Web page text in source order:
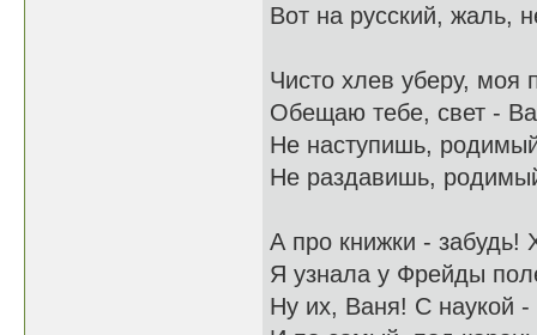
Вот на русский, жаль,
Чисто хлев уберу, моя
Обещаю тебе, свет -
Не наступишь,
Не раздавишь,
А про книжки - забудь!
Я узнала у Фрейды
Ну их, Ваня! С наукой -